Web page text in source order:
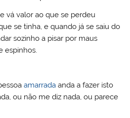
vá valor ao que se perdeu
se tinha, e quando já se saiu do
sozinho a pisar por maus
espinhos.
amarrada anda a fazer isto
ou não me diz nada, ou parece